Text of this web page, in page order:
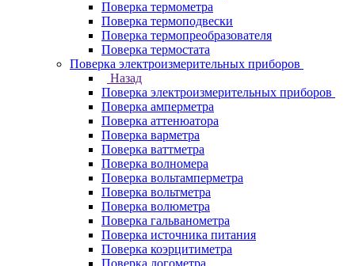
Поверка термометра
Поверка термоподвески
Поверка термопреобразователя
Поверка термостата
Поверка электроизмерительных приборов
Назад
Поверка электроизмерительных приборов
Поверка амперметра
Поверка аттенюатора
Поверка варметра
Поверка ваттметра
Поверка волномера
Поверка вольтамперметра
Поверка вольтметра
Поверка волюметра
Поверка гальванометра
Поверка источника питания
Поверка коэрцитиметра
Поверка логометра